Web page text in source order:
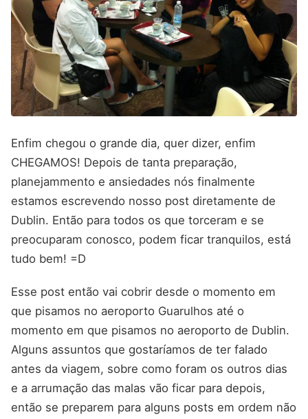
Enfim chegou o grande dia, quer dizer, enfim
CHEGAMOS! Depois de tanta preparação,
planejammento e ansiedades nós finalmente
estamos escrevendo nosso post diretamente de
Dublin. Então para todos os que torceram e se
preocuparam conosco, podem ficar tranquilos, está
tudo bem! =D
Esse post então vai cobrir desde o momento em
que pisamos no aeroporto Guarulhos até o
momento em que pisamos no aeroporto de Dublin.
Alguns assuntos que gostaríamos de ter falado
antes da viagem, sobre como foram os outros dias
e a arrumação das malas vão ficar para depois,
então se preparem para alguns posts em ordem não